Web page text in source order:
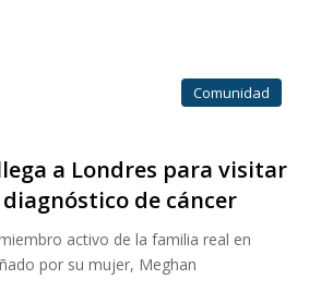
Comunidad
a Londres para visitar
de cáncer
activo de la familia real en
por su mujer, Meghan